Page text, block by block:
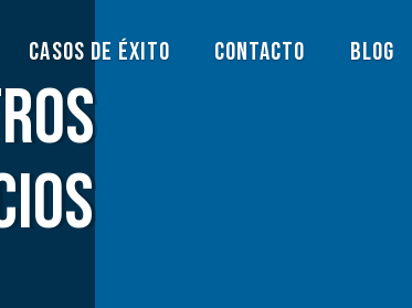
Casos De Éxito Contacto Blog